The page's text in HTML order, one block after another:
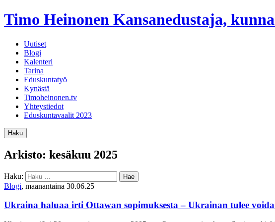
Timo Heinonen Kansanedustaja,
Uutiset
Blogi
Kalenteri
Tarina
Eduskuntatyö
Kynästä
Timoheinonen.tv
Yhteystiedot
Eduskuntavaalit 2023
Haku
Arkisto: kesäkuu 2025
Haku:
Blogi, maanantaina 30.06.25
Ukraina haluaa irti Ottawan sopimuksesta – Ukrainan tulee